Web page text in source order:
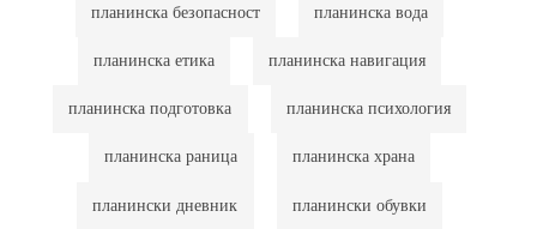
планинска безопасност планинска вода
планинска етика планинска навигация
планинска подготовка планинска психология
планинска раница планинска храна
планински дневник планински обувки